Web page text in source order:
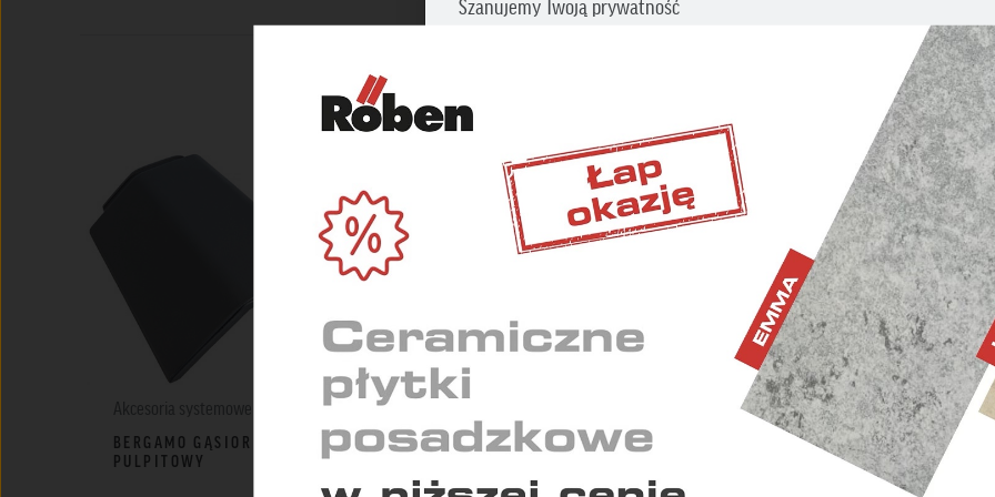
BERGAMO GĄSIOR
PULPITOWY
Akcesoria systemowe
GĄSIOR POCZĄTKOWY
Akcesoria systemowe
ŁĄCZNIK KALENIC -
TRÓJNIK UNIWERSALNY
MODEL 1
Akcesoria
PIEMONT
Szanujemy Twoją prywatność
Zaznacz swoje preferencje dotyczące śledzenia. Aby uzyskać więcej informacji
Polityką prywatności i plików cookies.
NIEZBĘDNE
Umożliwiają wykonanie wszystkich operacji w serwisie oraz
zapewnienie prawidłowego działania niektórych funkcji.
MARKETINGOWE
Służą wyświetlaniu reklam dostosowanych do Twoich
STATYSTYCZNE
Pomagają nam zrozumieć, w jaki sposób korzystasz z serwisu i w
konsekwencji dostosować go do Twoich potrzeb.